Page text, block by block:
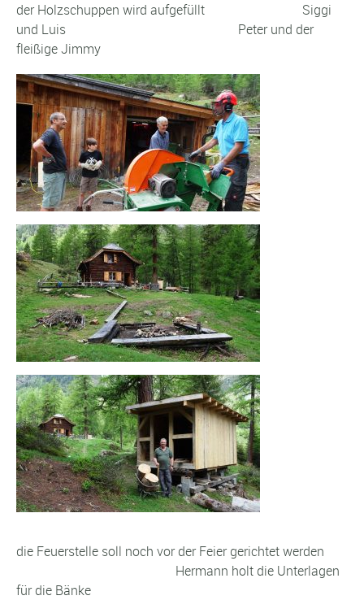
der Holzschuppen wird aufgefüllt Siggi
und Luis Peter und der
fleißige Jimmy
die Feuerstelle soll noch vor der Feier gerichtet werden
Hermann holt die Unterlagen
für die Bänke